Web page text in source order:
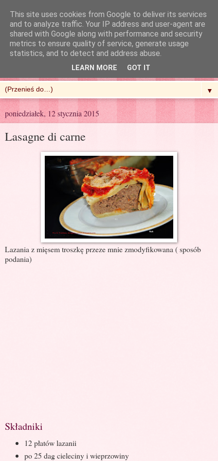
R'n'G Kitchen
▼
poniedziałek, 12 stycznia 2015
Lasagne di carne
Lazania z mięsem troszkę przeze mnie zmodyfikowana ( sposób
podania)
Składniki
12 płatów lazanii
po 25 dag cieleciny i wieprzowiny
This site uses cookies from Google to deliver its services
and to analyze traffic. Your IP address and user-agent are
shared with Google along with performance and security
metrics to ensure quality of service, generate usage
statistics, and to detect and address abuse.
LEARN MORE GOT IT